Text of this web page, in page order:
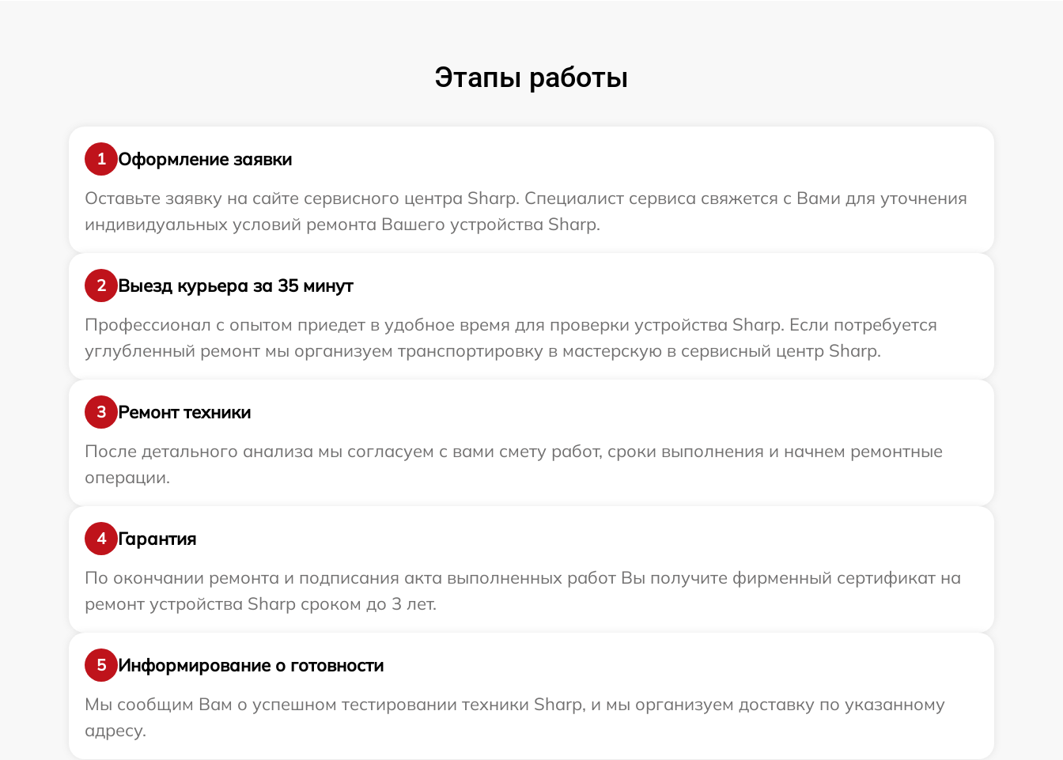
Этапы работы
1
Оформление заявки
Оставьте заявку на сайте сервисного центра Sharp. Специалист сервиса свяжется с Вами для уточнения
индивидуальных условий ремонта Вашего устройства Sharp.
2
Выезд курьера за 35 минут
Профессионал с опытом приедет в удобное время для проверки устройства Sharp. Если потребуется
углубленный ремонт мы организуем транспортировку в мастерскую в сервисный центр Sharp.
3
Ремонт техники
После детального анализа мы согласуем с вами смету работ, сроки выполнения и начнем ремонтные
операции.
4
Гарантия
По окончании ремонта и подписания акта выполненных работ Вы получите фирменный сертификат на
ремонт устройства Sharp сроком до 3 лет.
5
Информирование о готовности
Мы сообщим Вам о успешном тестировании техники Sharp, и мы организуем доставку по указанному
адресу.